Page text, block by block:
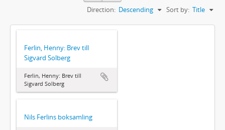
Sort by: Title
Direction: Descending
Ferlin, Henny: Brev till
Sigvard Solberg
Ferlin, Henny: Brev till
Sigvard Solberg
Nils Ferlins boksamling